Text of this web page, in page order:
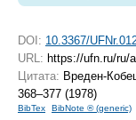
DOI: 10.3367/
URL: https://ufn.ru/ru/
Цитата: Вреден-
368–377 (1978)
BibTex BibNote ® (generic)